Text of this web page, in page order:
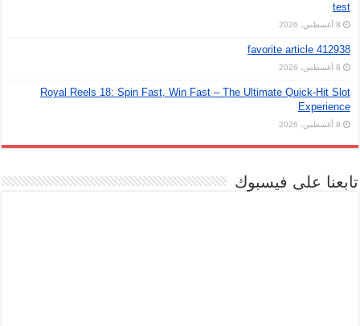
test
8 أغسطس، 2026
favorite article 412938
8 أغسطس، 2026
Royal Reels 18: Spin Fast, Win Fast – The Ultimate Quick‑Hit Slot
Experience
8 أغسطس، 2026
تابعنا على فيسبوك